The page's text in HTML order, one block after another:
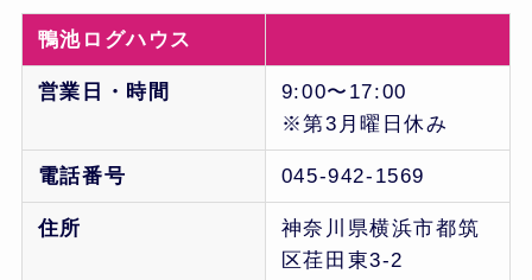
鴨池ログハウス
営業日・時間
9:00〜17:00
※第3月曜日休み
電話番号 045-942-1569
住所
神奈川県横浜市都筑
区荏田東3-2